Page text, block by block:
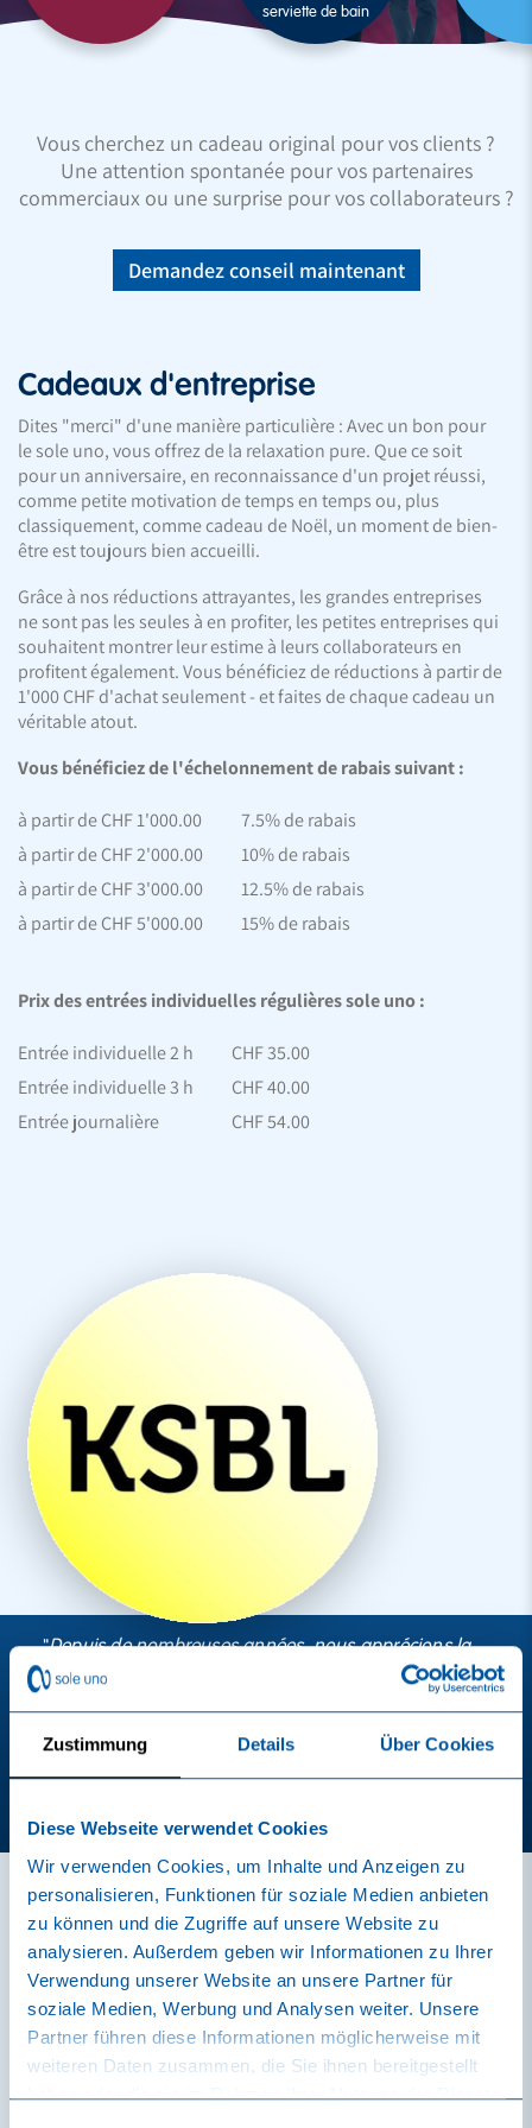
Zustimmung Details Über Cookies
Diese Webseite verwendet Cookies
Wir verwenden Cookies, um Inhalte und Anzeigen zu
personalisieren, Funktionen für soziale Medien anbieten
zu können und die Zugriffe auf unsere Website zu
analysieren. Außerdem geben wir Informationen zu Ihrer
Verwendung unserer Website an unsere Partner für
soziale Medien, Werbung und Analysen weiter. Unsere
Partner führen diese Informationen möglicherweise mit
weiteren Daten zusammen, die Sie ihnen bereitgestellt
haben oder die sie im Rahmen Ihrer Nutzung der Dienste
serviette de bain
Vous cherchez un cadeau original pour vos clients ?
Une attention spontanée pour vos partenaires
commerciaux ou une surprise pour vos collaborateurs ?
Demandez conseil maintenant
Cadeaux d'entreprise
Dites "merci" d'une manière particulière : Avec un bon pour
le sole uno, vous offrez de la relaxation pure. Que ce soit
pour un anniversaire, en reconnaissance d'un projet réussi,
comme petite motivation de temps en temps ou, plus
classiquement, comme cadeau de Noël, un moment de bien-
être est toujours bien accueilli.
Grâce à nos réductions attrayantes, les grandes entreprises
ne sont pas les seules à en profiter, les petites entreprises qui
souhaitent montrer leur estime à leurs collaborateurs en
profitent également. Vous bénéficiez de réductions à partir de
1'000 CHF d'achat seulement - et faites de chaque cadeau un
véritable atout.
Vous bénéficiez de l'échelonnement de rabais suivant :
à partir de CHF 1'000.00
7.5% de rabais
à partir de CHF 2'000.00
10% de rabais
à partir de CHF 3'000.00
12.5% de rabais
à partir de CHF 5'000.00
15% de rabais
Prix des entrées individuelles régulières sole uno :
Entrée individuelle 2 h
CHF 35.00
Entrée individuelle 3 h
CHF 40.00
Entrée journalière
CHF 54.00
"Depuis de nombreuses années, nous apprécions la
collaboration simple et partenariale. Nos
collaborateurs apprécient beaucoup le petit moment
de répit que leur offre sole uno - une véritable oasis
dans un quotidien professionnel souvent
GSE de l'hôpital cantonal de Bâle-Campagne
Réductions pour entreprises &
organisations